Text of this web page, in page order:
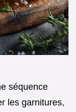
séquence
les garnitures,